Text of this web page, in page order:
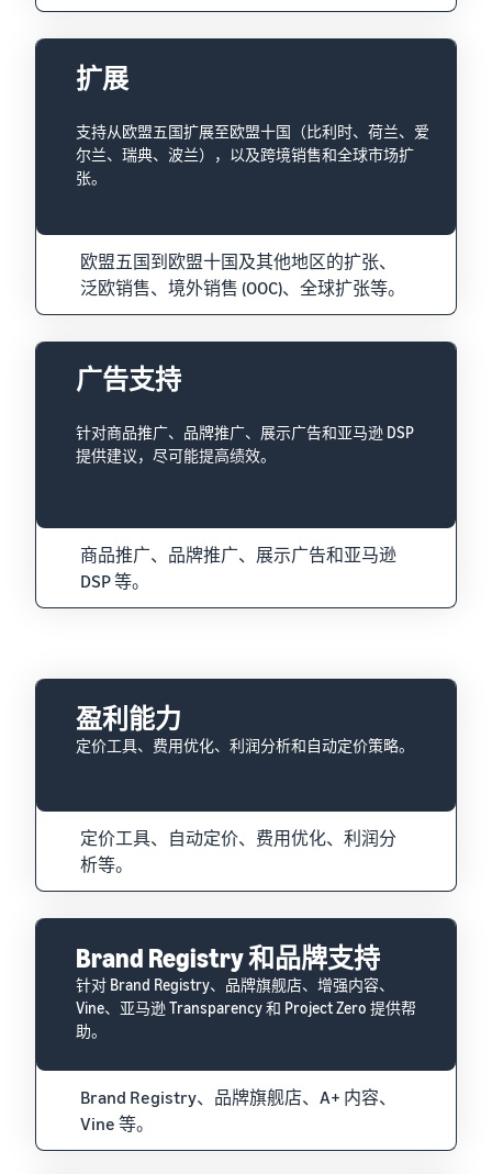
扩展
支持从欧盟五国扩展至欧盟十国（比利时、荷兰、爱
尔兰、瑞典、波兰），以及跨境销售和全球市场扩
张。
欧盟五国到欧盟十国及其他地区的扩张、
泛欧销售、境外销售 (OOC)、全球扩张等。
广告支持
针对商品推广、品牌推广、展示广告和亚马逊 DSP
提供建议，尽可能提高绩效。
商品推广、品牌推广、展示广告和亚马逊
DSP 等。
盈利能力
定价工具、费用优化、利润分析和自动定价策略。
定价工具、自动定价、费用优化、利润分
析等。
Brand Registry 和品牌支持
针对 Brand Registry、品牌旗舰店、增强内容、
Vine、亚马逊 Transparency 和 Project Zero 提供帮
助。
Brand Registry、品牌旗舰店、A+ 内容、
Vine 等。